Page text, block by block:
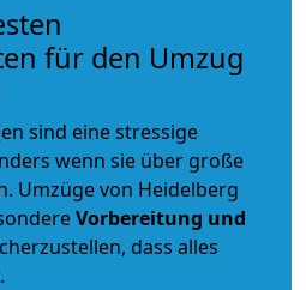
für den Umzug
sind eine stressige
wenn sie über große
Umzüge von Heidelberg
Vorbereitung und
dass alles